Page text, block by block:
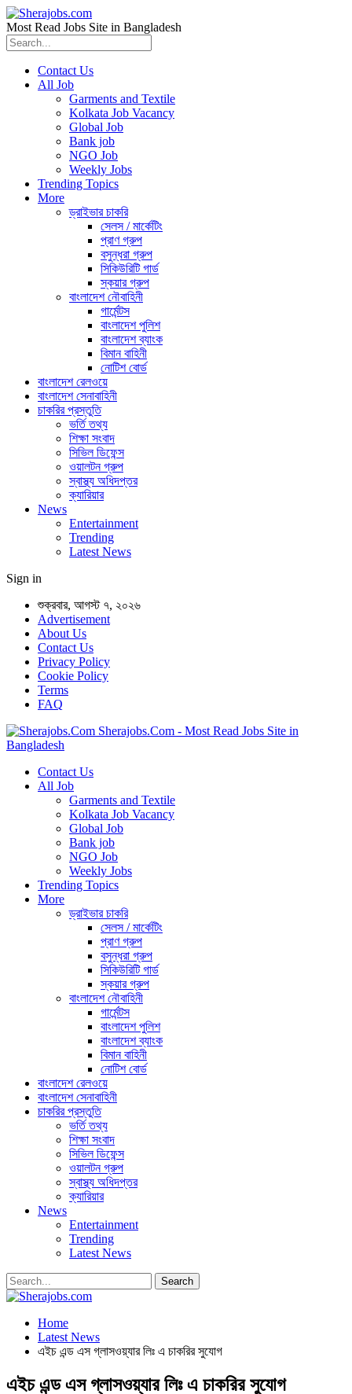
Most Read Jobs Site in Bangladesh
Contact Us
All Job
Garments and Textile
Kolkata Job Vacancy
Global Job
Bank job
NGO Job
Weekly Jobs
Trending Topics
More
ড্রাইভার চাকরি
সেলস / মার্কেটিং
প্রাণ গ্রুপ
বসুন্ধরা গ্রুপ
সিকিউরিটি গার্ড
স্কয়ার গ্রুপ
বাংলাদেশ নৌবাহিনী
গার্মেন্টস
বাংলাদেশ পুলিশ
বাংলাদেশ ব্যাংক
বিমান বাহিনী
নোটিশ বোর্ড
বাংলাদেশ রেলওয়ে
বাংলাদেশ সেনাবাহিনী
চাকরির প্রস্তুতি
ভর্তি তথ্য
শিক্ষা সংবাদ
সিভিল ডিফেন্স
ওয়ালটন গ্রুপ
স্বাস্থ্য অধিদপ্তর
ক্যারিয়ার
News
Entertainment
Trending
Latest News
Sign in
শুক্রবার, আগস্ট ৭, ২০২৬
Advertisement
About Us
Contact Us
Privacy Policy
Cookie Policy
Terms
FAQ
Sherajobs.Com - Most Read Jobs Site in
Bangladesh
Contact Us
All Job
Garments and Textile
Kolkata Job Vacancy
Global Job
Bank job
NGO Job
Weekly Jobs
Trending Topics
More
ড্রাইভার চাকরি
সেলস / মার্কেটিং
প্রাণ গ্রুপ
বসুন্ধরা গ্রুপ
সিকিউরিটি গার্ড
স্কয়ার গ্রুপ
বাংলাদেশ নৌবাহিনী
গার্মেন্টস
বাংলাদেশ পুলিশ
বাংলাদেশ ব্যাংক
বিমান বাহিনী
নোটিশ বোর্ড
বাংলাদেশ রেলওয়ে
বাংলাদেশ সেনাবাহিনী
চাকরির প্রস্তুতি
ভর্তি তথ্য
শিক্ষা সংবাদ
সিভিল ডিফেন্স
ওয়ালটন গ্রুপ
স্বাস্থ্য অধিদপ্তর
ক্যারিয়ার
News
Entertainment
Trending
Latest News
Home
Latest News
এইচ এন্ড এস গ্লাসওয়্যার লিঃ এ চাকরির সুযোগ
এইচ এন্ড এস গ্লাসওয়্যার লিঃ এ চাকরির সুযোগ